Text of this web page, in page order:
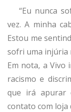
“Eu nunca
vez. A minha
Estou me
sofri uma injúria
Em nota, a Vivo
racismo e
que irá apurar
contato com loja